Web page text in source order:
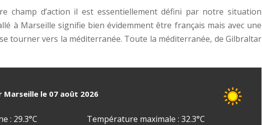
champ d’action il est essentiellement défini par notre situation
à Marseille signifie bien évidemment être français mais avec une
tourner vers la méditerranée. Toute la méditerranée, de Gilbraltar
le 07 août 2026
: 29.3°C
Température maximale : 32.3°C